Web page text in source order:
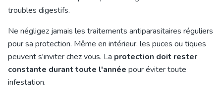
troubles digestifs.
Ne négligez jamais les traitements antiparasitaires réguliers
pour sa protection. Même en intérieur, les puces ou tiques
peuvent s'inviter chez vous. La protection doit rester
constante durant toute l'année pour éviter toute
infestation.